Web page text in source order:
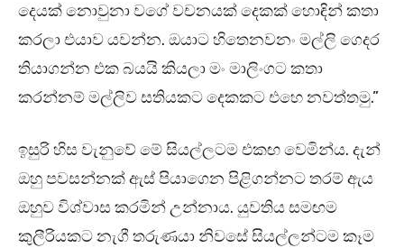
දෙයක් නොවුනා වගේ වචනයක් දෙකක් හොඳින් කතා
කරලා එයාව යවන්න. ඔයාට හිතෙනවනං මල්ලි ගෙදර
තියාගන්න එක බයයි කියලා මං මාලිංගට කතා
කරන්නම් මල්ලිව සතියකට දෙකකට එහෙ නවත්තමු.”
ඉසුරි හිස වැනුවේ මේ සියල්ලටම එකඟ වෙමින්ය. දැන්
ඔහු පවසන්නක් ඇස් පියාගෙන පිළිගන්නට තරම් ඇය
ඔහුව විශ්වාස කරමින් උන්නාය. යුවතිය සමඟම
කුලීරියකට නැගී තරුණයා නිවසේ සියල්ලන්ටම කෑම